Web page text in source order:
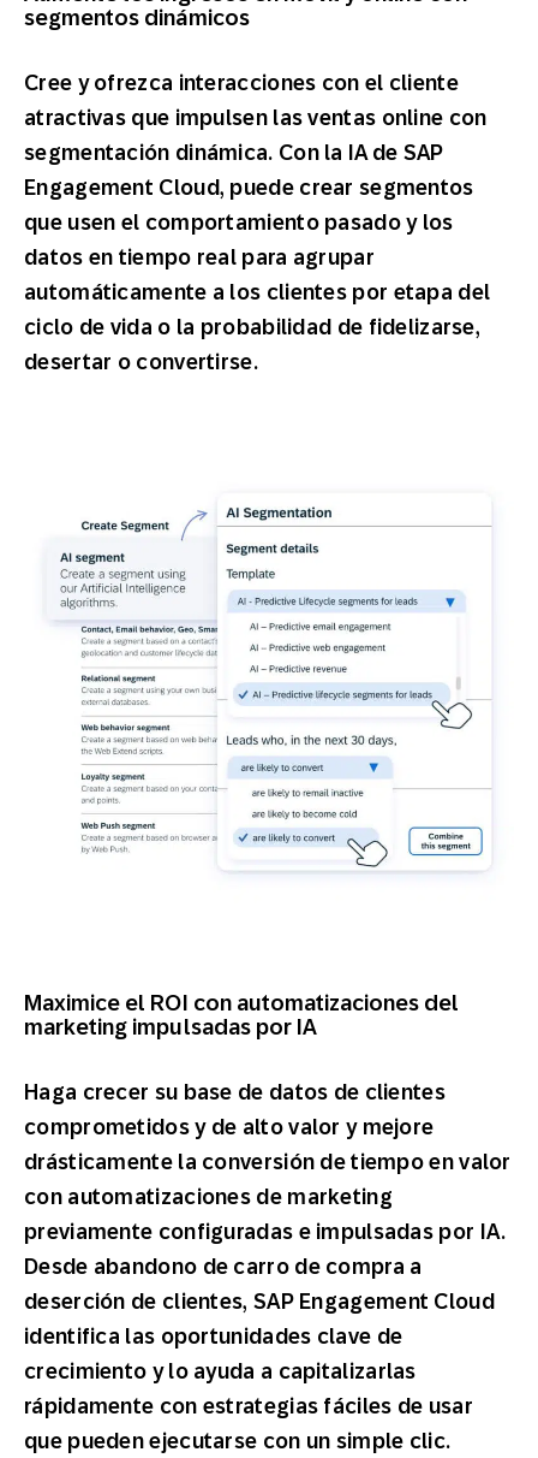
segmentos dinámicos
Cree y ofrezca interacciones con el cliente
atractivas que impulsen las ventas online con
segmentación dinámica. Con la IA de SAP
Engagement Cloud, puede crear segmentos
que usen el comportamiento pasado y los
datos en tiempo real para agrupar
automáticamente a los clientes por etapa del
ciclo de vida o la probabilidad de fidelizarse,
desertar o convertirse.
Maximice el ROI con automatizaciones del
marketing impulsadas por IA
Haga crecer su base de datos de clientes
comprometidos y de alto valor y mejore
drásticamente la conversión de tiempo en valor
con automatizaciones de marketing
previamente configuradas e impulsadas por IA.
Desde abandono de carro de compra a
deserción de clientes, SAP Engagement Cloud
identifica las oportunidades clave de
crecimiento y lo ayuda a capitalizarlas
rápidamente con estrategias fáciles de usar
que pueden ejecutarse con un simple clic.